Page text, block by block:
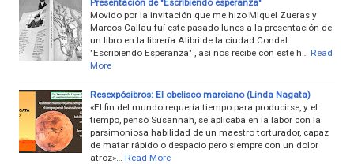
Movido por la invitación que me hizo Miquel Zueras y
Marcos Callau fuí este pasado lunes a la presentación de
un libro en la librería Alibri de la ciudad Condal.
"Escribiendo Esperanza" , así nos recibe con este h…
Read
More
Resexpósibros: El obelisco marciano (Linda Nagata)
«El fin del mundo requería tiempo para producirse, y el
tiempo, pensó Susannah, se aplicaba en la labor con la
parsimoniosa habilidad de un maestro torturador, capaz
de matar rápido o despacio pero siempre con un dolor
atroz»…
Read More